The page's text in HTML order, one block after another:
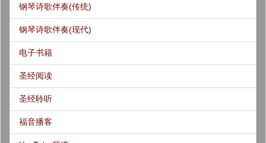
钢琴诗歌伴奏(传统)
钢琴诗歌伴奏(现代)
电子书籍
圣经阅读
圣经聆听
福音播客